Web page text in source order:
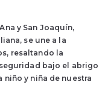
y San Joaquín,
se une a la
resaltando la
bajo el abrigo
niño y niña de nuestra